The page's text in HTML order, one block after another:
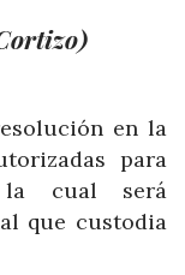
en la
para
la cual será
que custodia